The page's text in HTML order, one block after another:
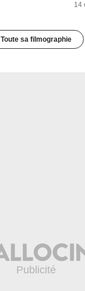
14
Toute sa filmographie